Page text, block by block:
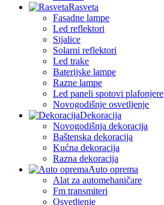
Rasveta
Fasadne lampe
Led reflektori
Sijalice
Solarni reflektori
Led trake
Baterijske lampe
Razne lampe
Led paneli spotovi plafonjere
Novogodišnje osvetljenje
Dekoracija
Novogodišnja dekoracija
Baštenska dekoracija
Kućna dekoracija
Razna dekoracija
Auto oprema
Alat za automehaničare
Fm transmiteri
Osvetljenje